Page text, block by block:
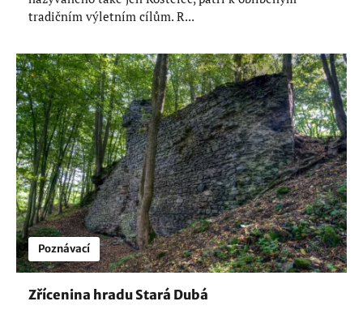
tradičním výletním cílům. R...
Poznávací
Zřícenina hradu Stará Dubá